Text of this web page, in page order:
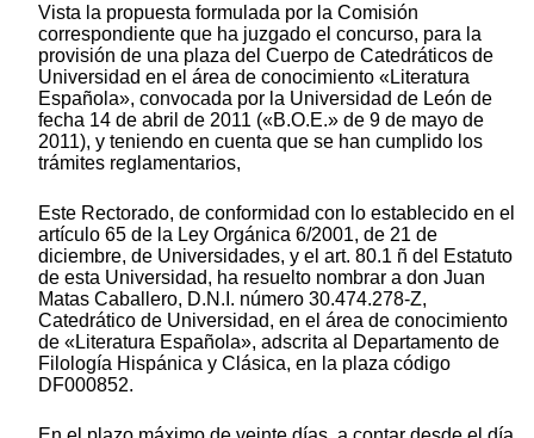
Vista la propuesta formulada por la Comisión
correspondiente que ha juzgado el concurso, para la
provisión de una plaza del Cuerpo de Catedráticos de
Universidad en el área de conocimiento «Literatura
Española», convocada por la Universidad de León de
fecha 14 de abril de 2011 («B.O.E.» de 9 de mayo de
2011), y teniendo en cuenta que se han cumplido los
trámites reglamentarios,
Este Rectorado, de conformidad con lo establecido en el
artículo 65 de la Ley Orgánica 6/2001, de 21 de
diciembre, de Universidades, y el art. 80.1 ñ del Estatuto
de esta Universidad, ha resuelto nombrar a don Juan
Matas Caballero, D.N.I. número 30.474.278-Z,
Catedrático de Universidad, en el área de conocimiento
de «Literatura Española», adscrita al Departamento de
Filología Hispánica y Clásica, en la plaza código
DF000852.